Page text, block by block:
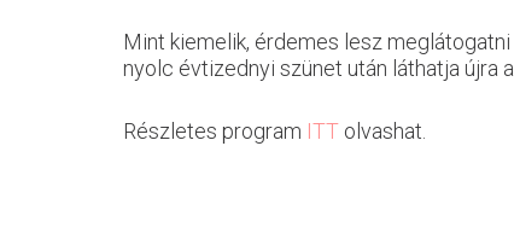
Mint kiemelik, érdemes lesz
nyolc évtizednyi szünet után láthatja újra
Részletes program ITT olvashat.